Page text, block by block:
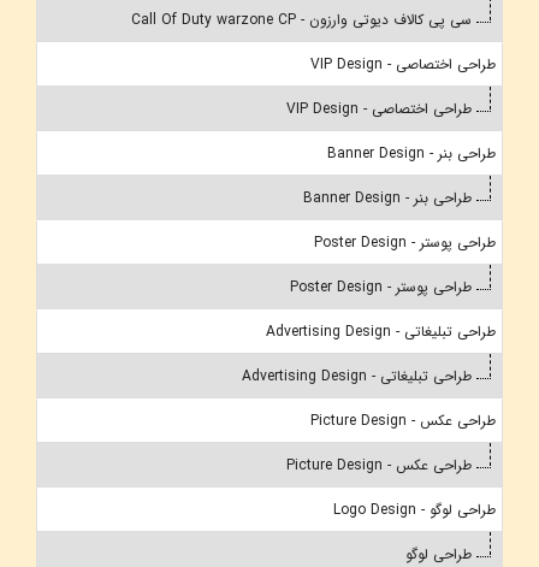
سی پی کالاف دیوتی وارزون - Call Of Duty warzone CP
طراحی اختصاصی - VIP Design
طراحی اختصاصی - VIP Design
طراحی بنر - Banner Design
طراحی بنر - Banner Design
طراحی پوستر - Poster Design
طراحی پوستر - Poster Design
طراحی تبلیغاتی - Advertising Design
طراحی تبلیغاتی - Advertising Design
طراحی عکس - Picture Design
طراحی عکس - Picture Design
طراحی لوگو - Logo Design
طراحی لوگو